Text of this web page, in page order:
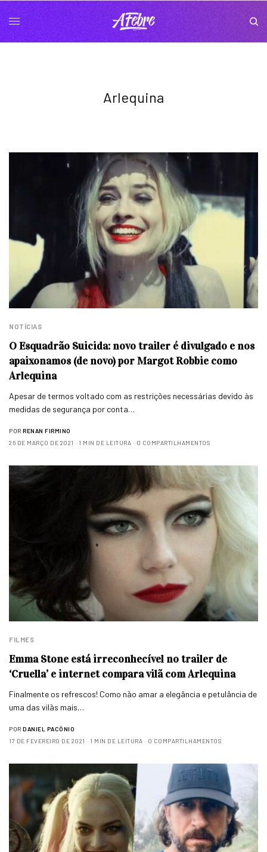
Arlequina
NOTÍCIAS
O Esquadrão Suicida: novo trailer é divulgado e nos
apaixonamos (de novo) por Margot Robbie como
Arlequina
Apesar de termos voltado com as restrições necessárias devido às
medidas de segurança por conta…
POR RENAN FIRMINO
26 DE MARÇO DE 2021
1 MIN DE LEITURA 0 COMPARTILHAMENTOS
FILMES
Emma Stone está irreconhecível no trailer de
‘Cruella’ e internet compara vilã com Arlequina
Finalmente os refrescos! Como não amar a elegância e petulância de
uma das vilãs mais…
POR DANIEL PACÔNIO
17 DE FEVEREIRO DE 2021
1 MIN DE LEITURA 0 COMPARTILHAMENTOS